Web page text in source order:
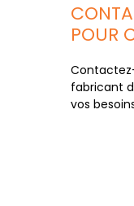
POUR
fabricant
vos